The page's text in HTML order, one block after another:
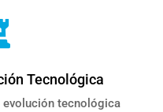
Tecnológica
tecnológica